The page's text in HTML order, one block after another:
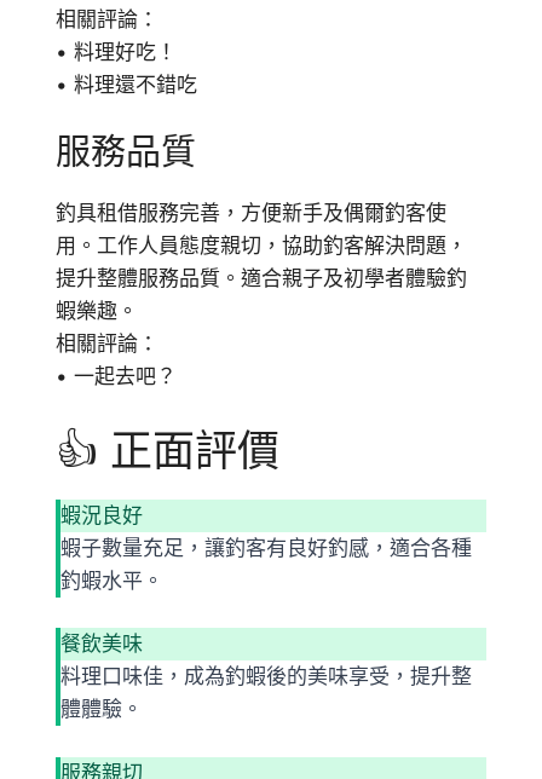
相關評論：
• 料理好吃！
• 料理還不錯吃
服務品質
釣具租借服務完善，方便新手及偶爾釣客使
用。工作人員態度親切，協助釣客解決問題，
提升整體服務品質。適合親子及初學者體驗釣
蝦樂趣。
相關評論：
• 一起去吧？
👍 正面評價
蝦況良好
蝦子數量充足，讓釣客有良好釣感，適合各種
釣蝦水平。
餐飲美味
料理口味佳，成為釣蝦後的美味享受，提升整
體體驗。
服務親切